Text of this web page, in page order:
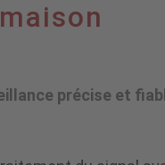
précise et